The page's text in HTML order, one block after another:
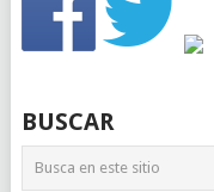
BUSCAR